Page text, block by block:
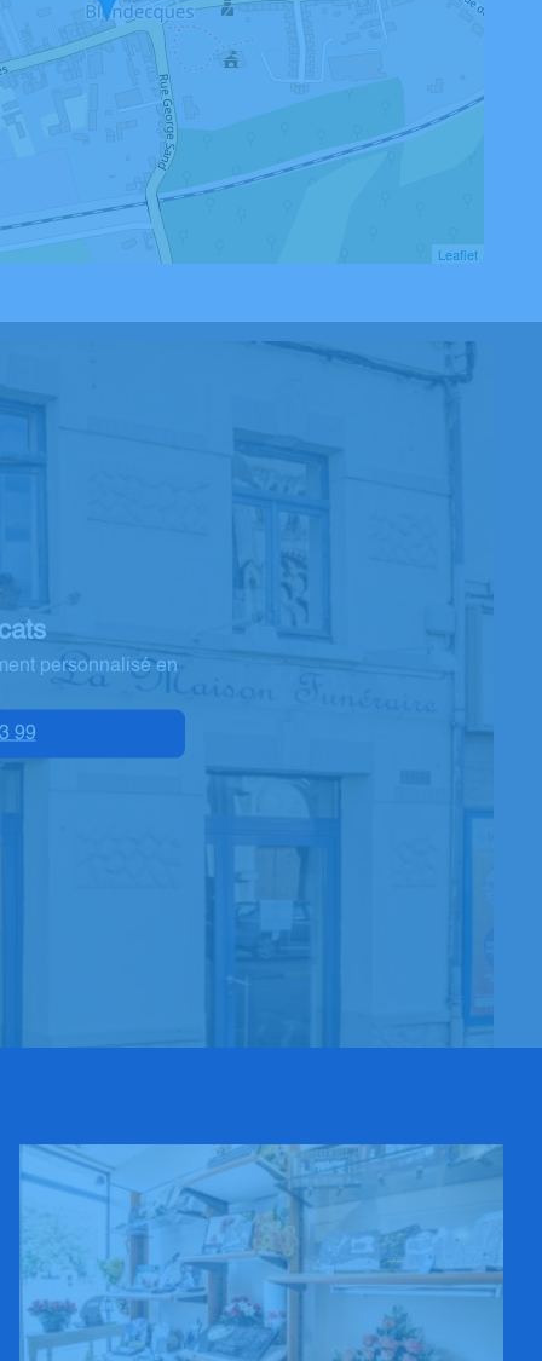
Leaflet
personnalisé en
99